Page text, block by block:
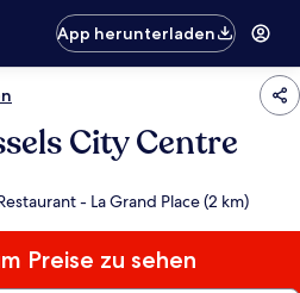
App herunterladen
City Centre
- La Grand Place (2 km)
Preise zu sehen